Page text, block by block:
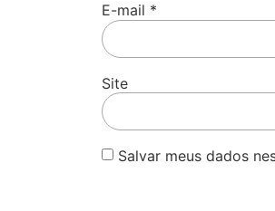
E-mail *
Site
Salvar meus dados